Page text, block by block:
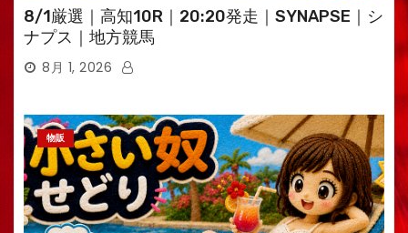
8/1厳選｜高知10R｜20:20発走｜SYNAPSE｜シ
ナプス｜地方競馬
8月 1, 2026
物販